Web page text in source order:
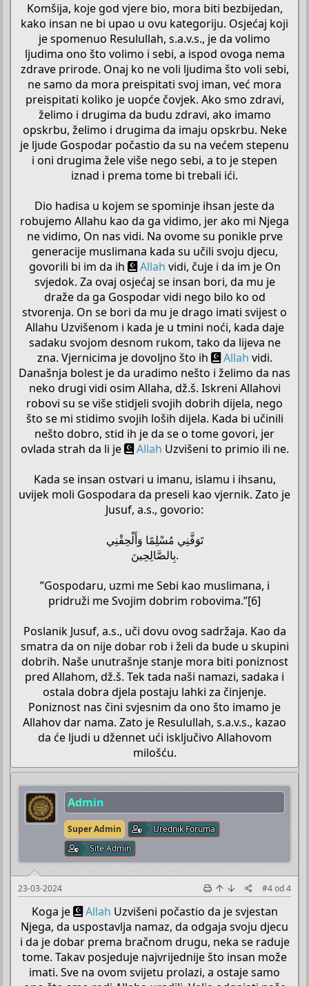
Komšija, koje god vjere bio, mora biti bezbijedan,
kako insan ne bi upao u ovu kategoriju. Osjećaj koji
je spomenuo Resulullah, s.a.v.s., je da volimo
ljudima ono što volimo i sebi, a ispod ovoga nema
zdrave prirode. Onaj ko ne voli ljudima što voli sebi,
ne samo da mora preispitati svoj iman, već mora
preispitati koliko je uopće čovjek. Ako smo zdravi,
želimo i drugima da budu zdravi, ako imamo
opskrbu, želimo i drugima da imaju opskrbu. Neke
je ljude Gospodar počastio da su na većem stepenu
i oni drugima žele više nego sebi, a to je stepen
iznad i prema tome bi trebali ići.
Dio hadisa u kojem se spominje ihsan jeste da
robujemo Allahu kao da ga vidimo, jer ako mi Njega
ne vidimo, On nas vidi. Na ovome su ponikle prve
generacije muslimana kada su učili svoju djecu,
govorili bi im da ih
Allah vidi, čuje i da im je On
svjedok. Za ovaj osjećaj se insan bori, da mu je
draže da ga Gospodar vidi nego bilo ko od
stvorenja. On se bori da mu je drago imati svijest o
Allahu Uzvišenom i kada je u tmini noći, kada daje
sadaku svojom desnom rukom, tako da lijeva ne
zna. Vjernicima je dovoljno što ih
Allah vidi.
Današnja bolest je da uradimo nešto i želimo da nas
neko drugi vidi osim Allaha, dž.š. Iskreni Allahovi
robovi su se više stidjeli svojih dobrih dijela, nego
što se mi stidimo svojih loših dijela. Kada bi učinili
nešto dobro, stid ih je da se o tome govori, jer
ovlada strah da li je
Allah Uzvišeni to primio ili ne.
Kada se insan ostvari u imanu, islamu i ihsanu,
uvijek moli Gospodara da preseli kao vjernik. Zato je
Jusuf, a.s., govorio:
تَوَفَّنِي مُسْلِمًا وَأَلْحِقْنِي
بِالصَّالِحِينَ.
”Gospodaru, uzmi me Sebi kao muslimana, i
pridruži me Svojim dobrim robovima.”[6]
Poslanik Jusuf, a.s., uči dovu ovog sadržaja. Kao da
smatra da on nije dobar rob i želi da bude u skupini
dobrih. Naše unutrašnje stanje mora biti poniznost
pred Allahom, dž.š. Tek tada naši namazi, sadaka i
ostala dobra djela postaju lahki za činjenje.
Poniznost nas čini svjesnim da ono što imamo je
Allahov dar nama. Zato je Resulullah, s.a.v.s., kazao
da će ljudi u džennet ući isključivo Allahovom
milošću.​
Admin
Super Admin
Urednik Foruma
Site Admin
23-03-2024 #4od4
Koga je Allah Uzvišeni počastio da je svjestan
Njega, da uspostavlja namaz, da odgaja svoju djecu
i da je dobar prema bračnom drugu, neka se raduje
tome. Takav posjeduje najvrijednije što insan može
imati. Sve na ovom svijetu prolazi, a ostaje samo